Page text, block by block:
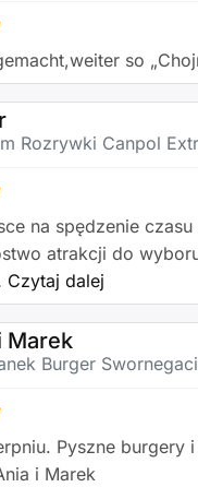
so
Rozrywki Canpol
na spędzenie czasu
atrakcji do
Czytaj dalej
Marek
Burger
Pyszne burgery
i Marek